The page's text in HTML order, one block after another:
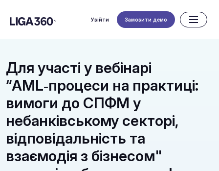
Увійти Замовити демо
Для участі у вебінарі
“AML‑процеси на практиці:
вимоги до СПФМ у
небанківському секторі,
відповідальність та
взаємодія з бізнесом"